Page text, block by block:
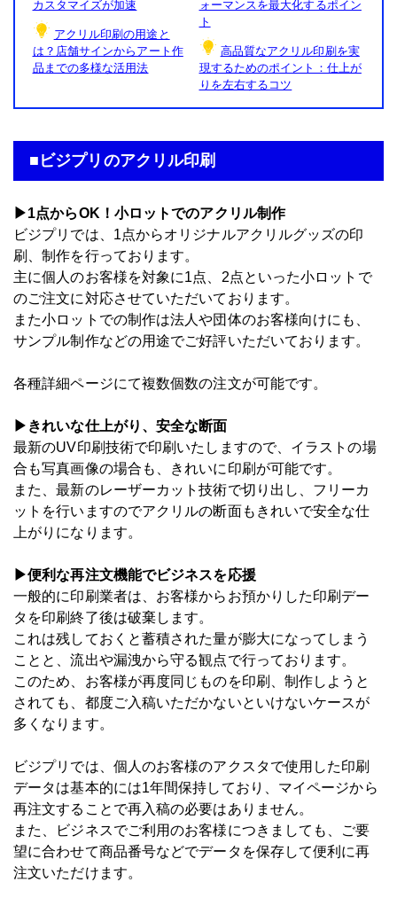
カスタマイズが加速
アクリル印刷の用途と
は？店舗サインからアート作
品までの多様な活用法
ォーマンスを最大化するポイン
ト
高品質なアクリル印刷を実
現するためのポイント：仕上が
りを左右するコツ
■ビジプリのアクリル印刷
▶1点からOK！小ロットでのアクリル制作
ビジプリでは、1点からオリジナルアクリルグッズの印
刷、制作を行っております。
主に個人のお客様を対象に1点、2点といった小ロットで
のご注文に対応させていただいております。
また小ロットでの制作は法人や団体のお客様向けにも、
サンプル制作などの用途でご好評いただいております。
各種詳細ページにて複数個数の注文が可能です。
▶きれいな仕上がり、安全な断面
最新のUV印刷技術で印刷いたしますので、イラストの場
合も写真画像の場合も、きれいに印刷が可能です。
また、最新のレーザーカット技術で切り出し、フリーカ
ットを行いますのでアクリルの断面もきれいで安全な仕
上がりになります。
▶便利な再注文機能でビジネスを応援
一般的に印刷業者は、お客様からお預かりした印刷デー
タを印刷終了後は破棄します。
これは残しておくと蓄積された量が膨大になってしまう
ことと、流出や漏洩から守る観点で行っております。
このため、お客様が再度同じものを印刷、制作しようと
されても、都度ご入稿いただかないといけないケースが
多くなります。
ビジプリでは、個人のお客様のアクスタで使用した印刷
データは基本的には1年間保持しており、マイページから
再注文することで再入稿の必要はありません。
また、ビジネスでご利用のお客様につきましても、ご要
望に合わせて商品番号などでデータを保存して便利に再
注文いただけます。